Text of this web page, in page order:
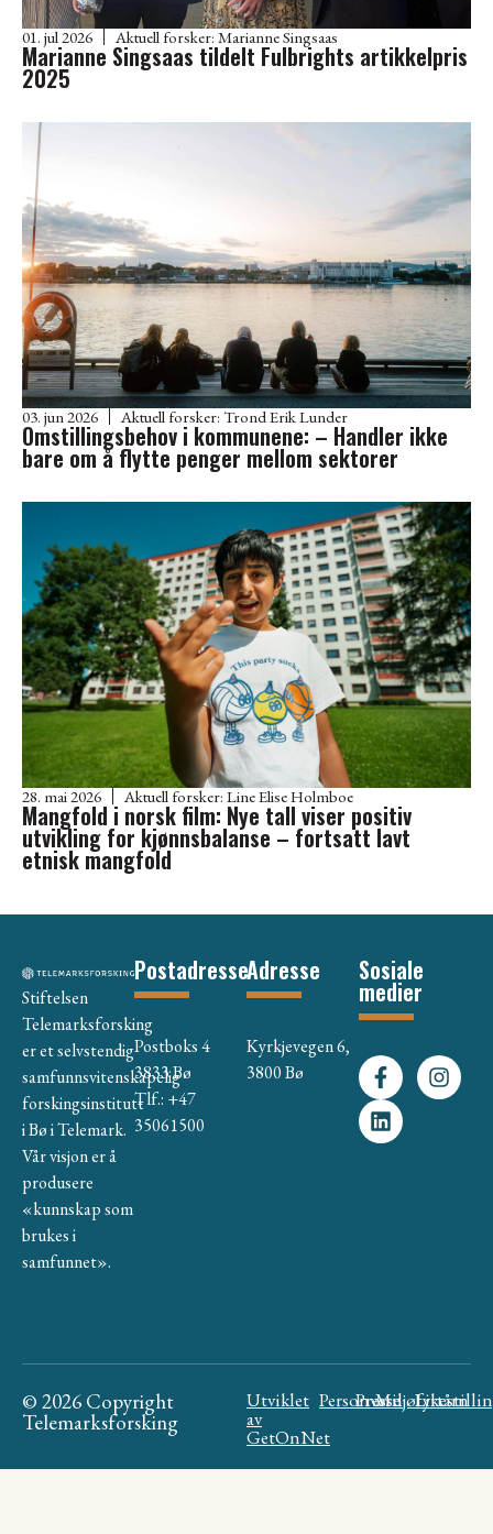
01. jul 2026 Aktuell forsker: Marianne Singsaas
Marianne Singsaas tildelt Fulbrights artikkelpris
2025
03. jun 2026 Aktuell forsker: Trond Erik Lunder
Omstillingsbehov i kommunene: – Handler ikke
bare om å flytte penger mellom sektorer
28. mai 2026 Aktuell forsker: Line Elise Holmboe
Mangfold i norsk film: Nye tall viser positiv
utvikling for kjønnsbalanse – fortsatt lavt
etnisk mangfold
Stiftelsen
Telemarksforsking
er et selvstendig
samfunnsvitenskapelig
forskingsinstitutt
i Bø i Telemark.
Vår visjon er å
produsere
«kunnskap som
brukes i
samfunnet».
Postadresse
Postboks 4
3833 Bø
Tlf.: +47
35061500
Adresse
Kyrkjevegen 6,
3800 Bø
Sosiale
medier
© 2026 Copyright
Telemarksforsking
Utviklet
av
GetOnNet
Personvern
Presse
Miljøfyrtårn